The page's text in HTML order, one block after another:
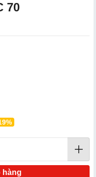
70
hàng